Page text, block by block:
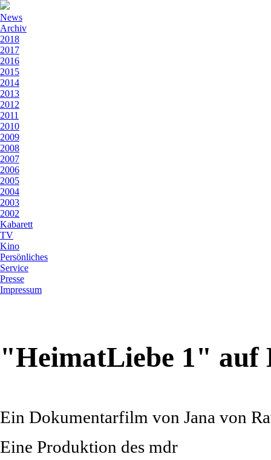
News
Archiv
2018
2017
2016
2015
2014
2013
2012
2011
2010
2009
2008
2007
2006
2005
2004
2003
2002
Kabarett
TV
Kino
Persönliches
Service
Presse
Impressum
"HeimatLiebe 1" auf
Ein Dokumentarfilm von Jana von
Eine Produktion des mdr